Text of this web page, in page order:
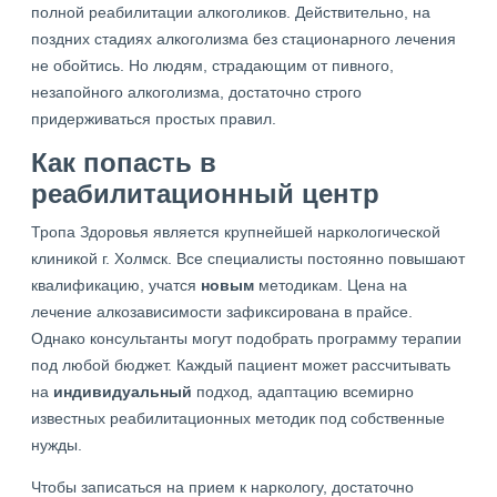
полной реабилитации алкоголиков. Действительно, на
поздних стадиях алкоголизма без стационарного лечения
не обойтись. Но людям, страдающим от пивного,
незапойного алкоголизма, достаточно строго
придерживаться простых правил.
Как попасть в
реабилитационный центр
Тропа Здоровья является крупнейшей наркологической
клиникой г. Холмск. Все специалисты постоянно повышают
квалификацию, учатся новым методикам. Цена на
лечение алкозависимости зафиксирована в прайсе.
Однако консультанты могут подобрать программу терапии
под любой бюджет. Каждый пациент может рассчитывать
на индивидуальный подход, адаптацию всемирно
известных реабилитационных методик под собственные
нужды.
Чтобы записаться на прием к наркологу, достаточно